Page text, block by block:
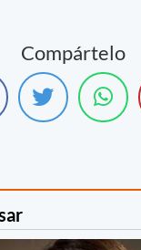
Compártelo